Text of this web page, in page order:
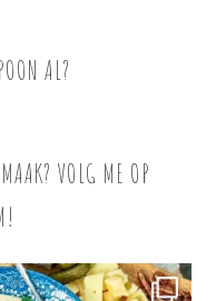
AL?
VOLG ME OP